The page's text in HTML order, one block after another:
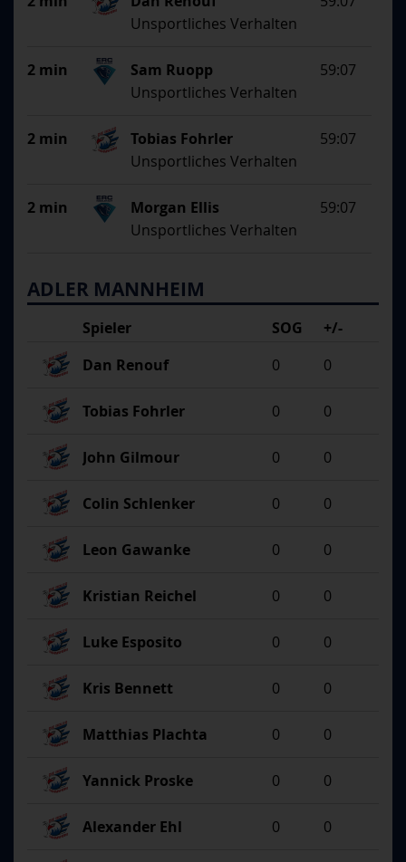
Unsportliches Verhalten
2 min 59:07
Sam Ruopp
Unsportliches Verhalten
2 min 59:07
Tobias Fohrler
Unsportliches Verhalten
2 min 59:07
Morgan Ellis
Unsportliches Verhalten
ADLER MANNHEIM
Spieler SOG
+/-
Dan Renouf
0 0
Tobias Fohrler 0 0
John Gilmour 0 0
Colin Schlenker 0 0
Leon Gawanke 0 0
Kristian Reichel 0 0
Luke Esposito 0 0
Kris Bennett 0 0
Matthias Plachta 0 0
Yannick Proske 0 0
Alexander Ehl 0 0